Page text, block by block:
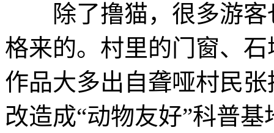
除了撸猫，很多游客
格来的。村里的门窗、
作品大多出自聋哑村民
改造成“动物友好”科普